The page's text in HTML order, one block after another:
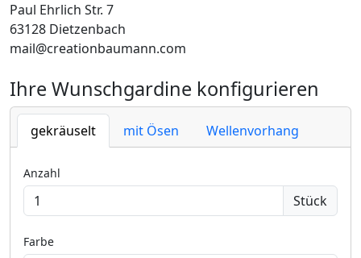
Paul Ehrlich Str. 7
63128 Dietzenbach
mail@creationbaumann.com
Ihre Wunschgardine konfigurieren
gekräuselt mit Ösen Wellenvorhang
Anzahl
Stück
Farbe